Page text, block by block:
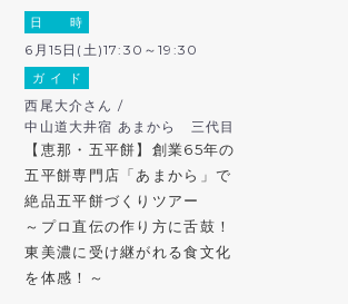
日 時
6月15日(土)17:30～19:30
ガ イ ド
西尾大介さん /
中山道大井宿 あまから 三代目
【恵那・五平餅】創業65年の
五平餅専門店「あまから」で
絶品五平餅づくりツアー
～プロ直伝の作り方に舌鼓！
東美濃に受け継がれる食文化
を体感！～